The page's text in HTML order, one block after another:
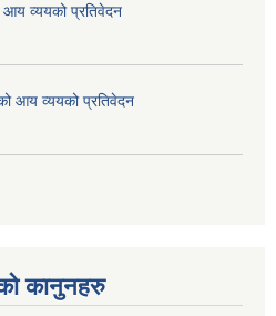
व्ययको प्रतिवेदन
आय व्ययको प्रतिवेदन
कानुनहरु